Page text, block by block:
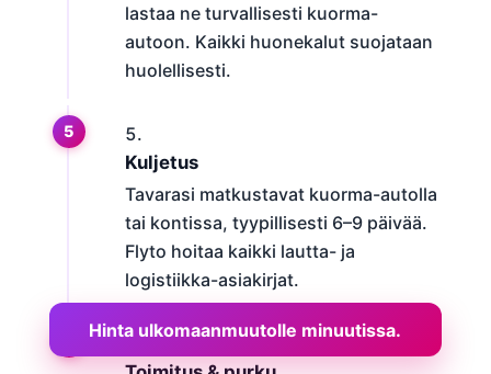
lastaa ne turvallisesti kuorma-
autoon. Kaikki huonekalut suojataan
huolellisesti.
Kuljetus
Tavarasi matkustavat kuorma-autolla
tai kontissa, tyypillisesti 6–9 päivää.
Flyto hoitaa kaikki lautta- ja
logistiikka-asiakirjat.
Hinta ulkomaanmuutolle minuutissa.